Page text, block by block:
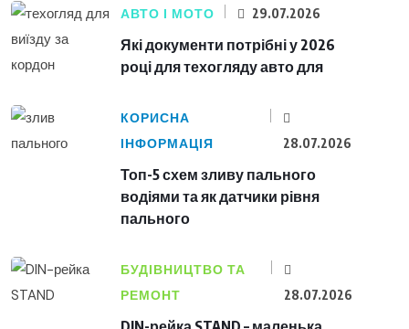
АВТО І МОТО 29.07.2026
Які документи потрібні у 2026
році для техогляду авто для
КОРИСНА
ІНФОРМАЦІЯ
28.07.2026
Топ-5 схем зливу пального
водіями та як датчики рівня
пального
БУДІВНИЦТВО ТА
РЕМОНТ
28.07.2026